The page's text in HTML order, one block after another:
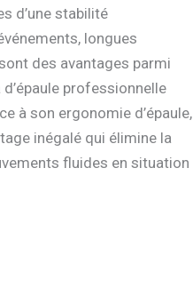
d’une stabilité
longues
des avantages parmi
professionnelle
à son ergonomie d’épaule,
inégalé qui élimine la
fluides en situation